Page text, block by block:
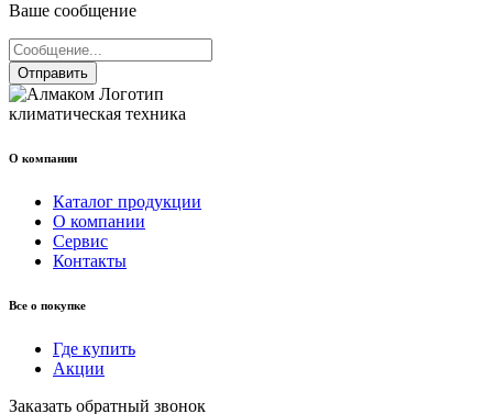
Ваше сообщение
Отправить
климатическая техника
О компании
Каталог продукции
О компании
Сервис
Контакты
Все о покупке
Где купить
Акции
Заказать обратный звонок